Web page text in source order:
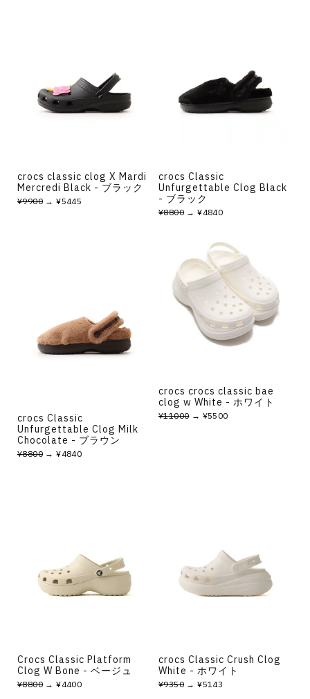
crocs classic clog X Mardi
Mercredi Black - ブラック
¥9900 → ¥5445
crocs Classic
Unfurgettable Clog Black
- ブラック
¥8800 → ¥4840
crocs Classic
Unfurgettable Clog Milk
Chocolate - ブラウン
¥8800 → ¥4840
crocs crocs classic bae
clog w White - ホワイト
¥11000→ ¥5500
Crocs Classic Platform
Clog W Bone - ベージュ
¥8800 → ¥4400
crocs Classic Crush Clog
White - ホワイト
¥9350 → ¥5143